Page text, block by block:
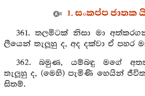
1. සංකප්ප ජාතක
361. තලමිටක් නිසා මා
ලීයෙන් තැලූහු ද, අද දක්වා ඒ පහර
362. බමුණ, යම්බඳු මගේ
තැලූහු ද, (මෙහි) පැමිණි හෙයින්
සිතම්.